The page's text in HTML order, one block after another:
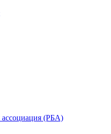
ассоциация (РБА)